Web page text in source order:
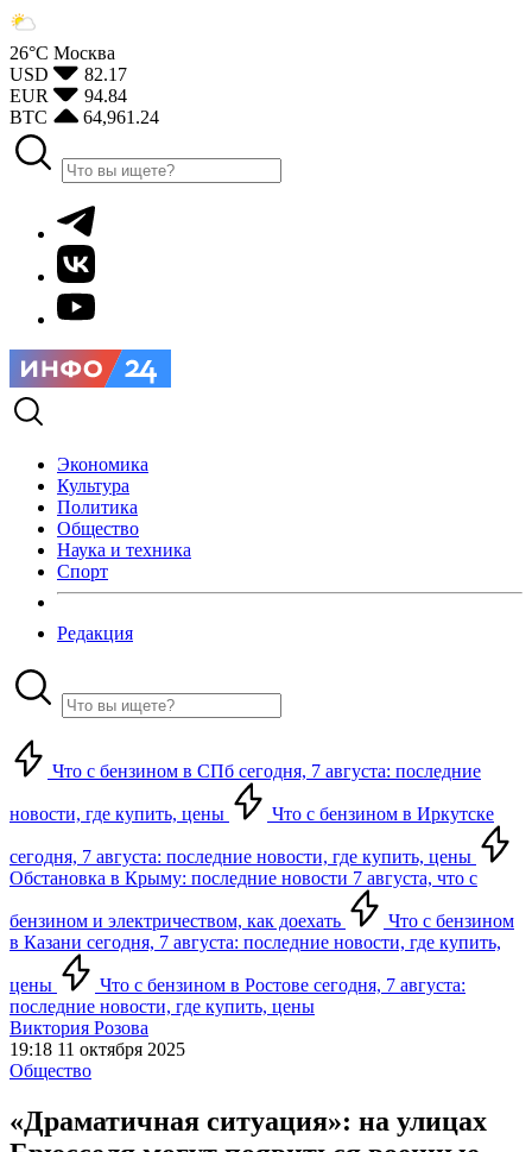
26°С Москва
USD
82.17
EUR
94.84
BTC
64,961.24
Экономика
Культура
Политика
Общество
Наука и техника
Спорт
Редакция
Что с бензином в СПб сегодня, 7 августа: последние
новости, где купить, цены Что с бензином в Иркутске
сегодня, 7 августа: последние новости, где купить, цены
Обстановка в Крыму: последние новости 7 августа, что с
бензином и электричеством, как доехать
Что с бензином
в Казани сегодня, 7 августа: последние новости, где купить,
цены
Что с бензином в Ростове сегодня, 7 августа:
последние новости, где купить, цены
Виктория Розова
19:18 11 октября 2025
Общество
«Драматичная ситуация»: на улицах